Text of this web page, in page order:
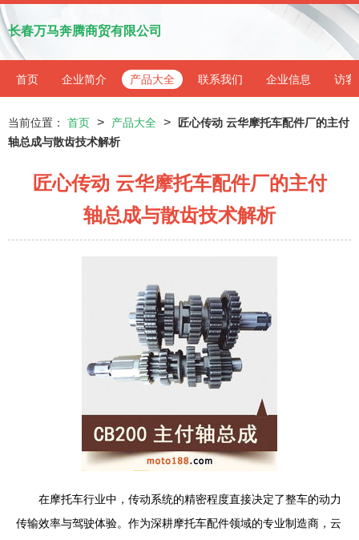
长春万马奔腾商贸有限公司
首页 企业简介 产品大全 联系我们 企业信息 访客
当前位置： 首页 > 产品大全 >
匠心传动 云华摩托车配件厂的主付
轴总成与散齿技术解析
匠心传动 云华摩托车配件厂的主付
轴总成与散齿技术解析
在摩托车行业中，传动系统的精密程度直接决定了整车的动力
传输效率与驾驶体验。作为深耕摩托车配件领域的专业制造商，云